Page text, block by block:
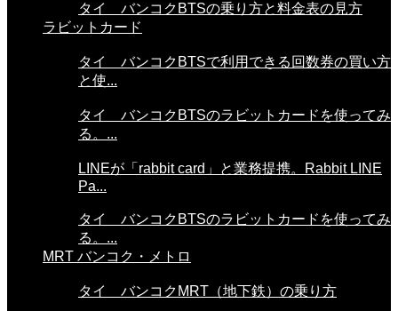
タイ バンコクBTSの乗り方と料金表の見方
ラビットカード
タイ バンコクBTSで利用できる回数券の買い方
と使...
タイ バンコクBTSのラビットカードを使ってみ
る。...
LINEが「rabbit card」と業務提携。Rabbit LINE
Pa...
タイ バンコクBTSのラビットカードを使ってみ
る。...
MRT バンコク・メトロ
タイ バンコクMRT（地下鉄）の乗り方